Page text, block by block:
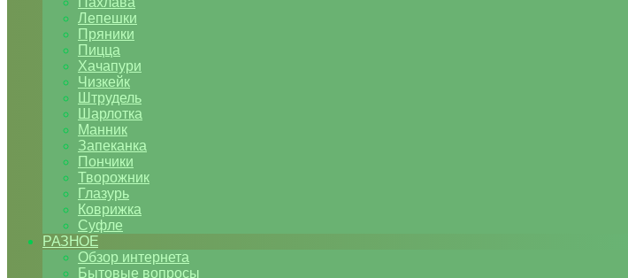
Лепешки
Пряники
Пицца
Хачапури
Чизкейк
Штрудель
Шарлотка
Манник
Запеканка
Пончики
Творожник
Глазурь
Коврижка
Суфле
РАЗНОЕ
Обзор интернета
Бытовые вопросы